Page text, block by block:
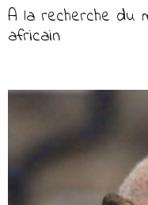
A la recherche du
africain